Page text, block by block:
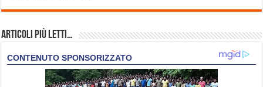
Articoli più Letti…